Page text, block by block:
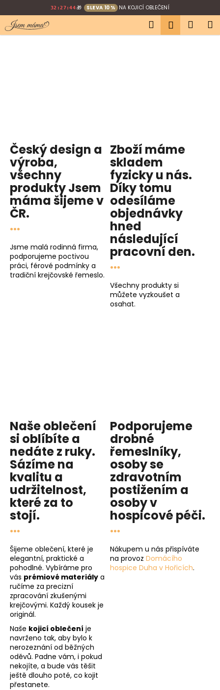
na
obsah
32:27:43 🎁 SLEVA 10 % NA KOJICÍ OBLEČENÍ
Hledat
Český design a
výroba,
všechny
produktyJsem
mámašijeme v
ČR.
...
Jsme malá rodinná firma,
podporujeme poctivou
práci, férové podmínky a
tradiční krejčovské řemeslo.
Zboží máme
skladem
fyzicky u nás.
Díky tomu
odesíláme
objednávky
hned
následující
pracovní den.
...
Všechny produkty si
můžete vyzkoušet a
osahat.
Naše oblečení
si oblíbíte a
nedáte z ruky.
Sázíme na
kvalitu a
udržitelnost,
které za to
stojí.
...
Šijeme oblečení, které je
elegantní, praktické a
pohodlné. Vybíráme pro
vás prémiové materiály a
ručíme za precizní
zpracování zkušenými
krejčovými. Každý kousek je
originál.
Naše kojicí oblečení je
navrženo tak, aby bylo k
nerozeznání od běžných
oděvů. Padne vám, i pokud
nekojíte, a bude vás těšit
ještě dlouho poté, co kojit
přestanete.
Podporujeme
drobné
řemeslníky,
osoby se
zdravotním
postižením a
osoby v
hospicové péči.
...
Nákupem u nás přispíváte
na provoz Domácího
hospice Duha v Hořicích.
o
š Zpět
Zpět
b
u
j
e
t
e
n
a
j
í
t
r
u
č
u
j
e
m
e